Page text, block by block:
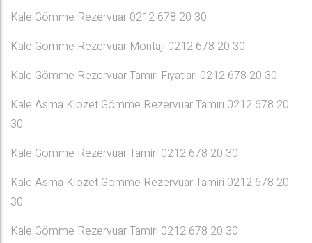
Kale Gömme Rezervuar 0212 678 20 30
Kale Gömme Rezervuar Montajı 0212 678 20 30
Kale Gömme Rezervuar Tamiri Fiyatları 0212 678 20 30
Kale Asma Klozet Gömme Rezervuar Tamiri 0212 678 20
30
Kale Gömme Rezervuar Tamiri 0212 678 20 30
Kale Asma Klozet Gömme Rezervuar Tamiri 0212 678 20
30
Kale Gömme Rezervuar Tamiri 0212 678 20 30